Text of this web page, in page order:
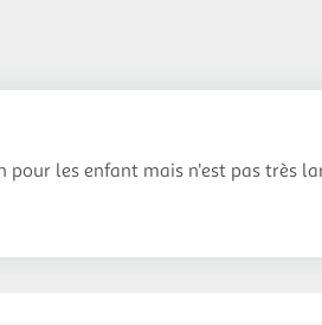
pour les enfant mais n'est pas très